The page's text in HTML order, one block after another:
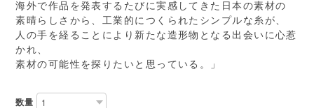
海外で作品を発表するたびに実感してきた日本の素材の
素晴らしさから、工業的につくられたシンプルな糸が、
人の手を経ることにより新たな造形物となる出会いに心惹
かれ、
素材の可能性を探りたいと思っている。」
数量